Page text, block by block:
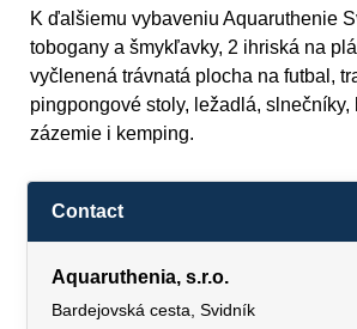
K ďalšiemu vybaveniu Aquaruthenie
tobogany a šmykľavky, 2 ihriská na
vyčlenená trávnatá plocha na futbal,
pingpongové stoly, ležadlá, slnečníky,
zázemie i kemping.
Contact
Aquaruthenia, s.r.o.
Bardejovská cesta, Svidník